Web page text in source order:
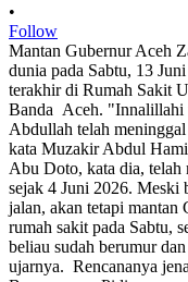
•
Follow
Mantan Gubernur Aceh
dunia pada Sabtu, 13
terakhir di Rumah Sakit
Banda Aceh. "Innalillahi
Abdullah telah
kata Muzakir Abdul
Abu Doto, kata dia,
sejak 4 Juni 2026. Meski
jalan, akan tetapi mantan
rumah sakit pada Sabtu,
beliau sudah berumur
ujarnya. Rencananya